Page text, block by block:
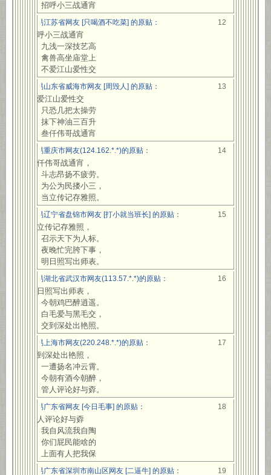
招呼小三战通宵
网易江苏省网友 [只喝酒不吃菜] 的原贴： 12
招呼小三战通宵
九浅一深技艺高
禽兽高坐庙堂上
不爱江山爱性交
网易山东省威海市网友 [周毁人] 的原贴： 13
不爱江山爱性交
只恐几把太操劳
抹下神油三百升
叁仟伟哥战通宵
网易重庆市网友(124.162.*.*)的原贴： 14
叁仟伟哥战通宵，
斗志昂扬不疲劳。
为公为民搂小三，
当立传记存雅照。
网易辽宁省盘锦市网友 [打小就当班长] 的原贴： 15
当立传记存雅照，
召示天下为人标。
夜晚忙完胯下事，
明日照写出师表。
网易湖北省武汉市网友(113.57.*.*)的原贴： 16
明日照写出师表，
今朝鸡巴醉逍遥。
白毛爱与黑毛交，
交到深处出艳照。
网易上海市网友(220.248.*.*)的原贴： 17
交到深处出艳照，
一遭扬名冲云霄。
今朝有酒今朝醉，
管人评论好与孬。
网易广东省网友 [今日毛事] 的原贴： 18
管人评论好与孬
我自风流我自陶
你们屁民能啥的
上面有人把我保
网易广东省深圳市南山区网友 [二逼牛] 的原贴： 19